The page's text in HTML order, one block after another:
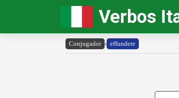
Verbos
Conjugador › effundere